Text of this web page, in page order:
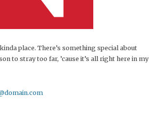
place. There’s something special about
to stray too far, ’cause it’s all right here in my